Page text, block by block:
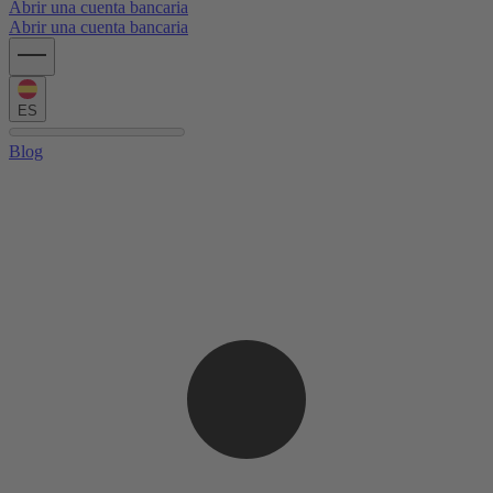
Abrir una cuenta bancaria
Abrir una cuenta bancaria
ES
Blog